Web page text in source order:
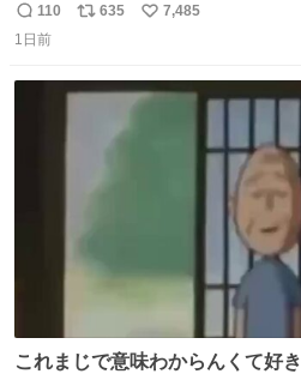
返
信
110
リ
ト
635
い
数
7,485
1日前
これまじで意味わからんくて好き